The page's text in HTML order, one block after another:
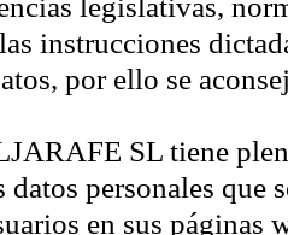
instrucciones
por ello se
SL tiene
datos personales que
en sus